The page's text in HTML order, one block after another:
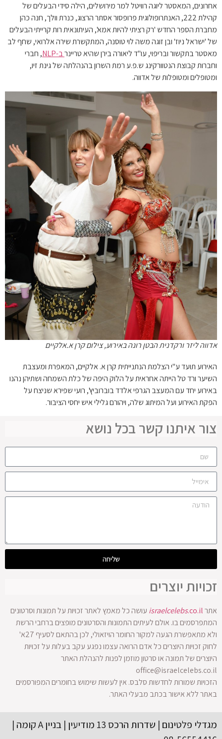
אחרונים, המאסטר ליוגה רוויטל למר מירושלים, הילה סידי הבעלים של
קהילת 222, האנתרופולוגית פרופסור אסתר הרצוג, כנרת וולך, חנה כהן
מחברת הספר החדש 'רק רציתי להיות אמא', העיתונאית רות קרייתי הבעלים
של 'ישראל ניוז' ובן זוגה משה לוי טוסנה, המתקשרת שירה אלרואי, שחף לב
מאסטר בתקשור ובריפוי, עו"ד ליאורה בירן שהיא טריינרב-NLP
, חברי
וחברות קבוצת הנטוורקינג ש.פ.ע רמת השרון בהנהלתה של גינת זיו,
ומטופלים ומטופלות של אדווה.
אדווה ליזר ורקדנית הבטן רונה באירוע, צילום קרן א.אלקיים
האירוע תועד ע"י הצלמת הנתנייתית קרן א. אלקיים, המאפרת ומעצבת
השיער ורד טל הייתה אחראית על הלוק היפה של כלת השמחה ושתיהן נהנו
באירוע יחד עם המעצב הגרפי אלדד בוברוביץ', רועי שפירא שניצח על
הפקת האירוע ועל המיתוג שלה, ויהורם גלילי איש יחסי הציבור.
צור איתנו קשר בכל נושא
שליחה
זכויות יוצרים
אתר israelcelebs.co.il
עושה כל מאמץ לאתר זכויות על תמונות וסרטונים
המתפרסמים בו. אולם לעיתים התמונות והסרטונים מופצים ברחבי הרשת
ולא מתאפשרת הגעה למקור החומר הויזאולי, לכן בהתאם לסעיף 27א'
לחוק זכויות היוצרים כל אדם הרואה עצמו נפגע עקב בעלות על זכויות
היוצרים של תמונה או סרטון מוזמן לפנות להנהלת האתר
office@israelcelebs.co.il
הזכויות שמורות לחדשות סלבס. אין לעשות שימוש בחומרים המפורסמים
באתר ללא אישור בכתב מבעלי האתר.
מגדלי פלטינום | שדרות הרכס 13 מודיעין | בניין A קומה |